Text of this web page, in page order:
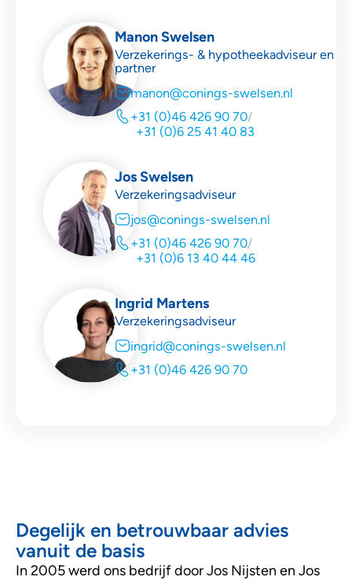
Manon Swelsen
Verzekerings- & hypotheekadviseur en
partner
manon@conings-swelsen.nl
+31 (0)46 426 90 70/
+31 (0)6 25 41 40 83
Jos Swelsen
Verzekeringsadviseur
jos@conings-swelsen.nl
+31 (0)46 426 90 70/
+31 (0)6 13 40 44 46
Ingrid Martens
Verzekeringsadviseur
ingrid@conings-swelsen.nl
+31 (0)46 426 90 70
Degelijk en betrouwbaar advies
vanuit de basis
In 2005 werd ons bedrijf door Jos Nijsten en Jos